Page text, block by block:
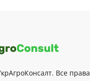
Все права